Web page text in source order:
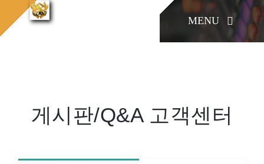
텐
MENU
COMPANY
게시
게시판/Q&A 고객센터